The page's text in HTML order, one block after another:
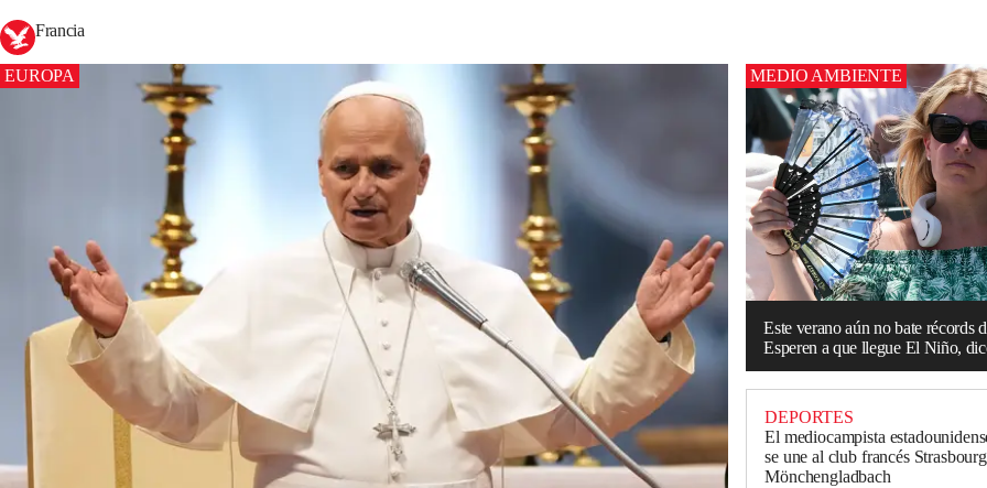
Francia
EUROPA MEDIO AMBIENTE
Este verano aún no bate récords
Esperen a que llegue El Niño,
DEPORTES
El mediocampista
se une al club francés
Mönchengladbach